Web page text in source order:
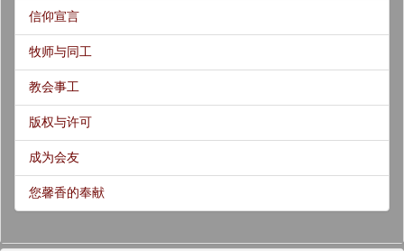
信仰宣言
牧师与同工
教会事工
版权与许可
成为会友
您馨香的奉献